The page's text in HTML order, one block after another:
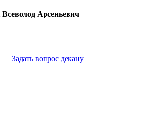
Арсеньевич
Задать вопрос декану